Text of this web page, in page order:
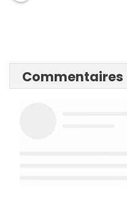
Commentaires